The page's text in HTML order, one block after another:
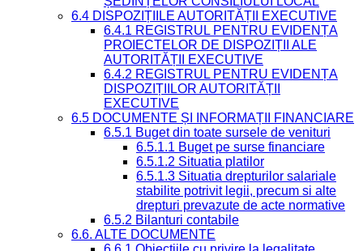
6.4 DISPOZIȚIILE AUTORITĂȚII EXECUTIVE
6.4.1 REGISTRUL PENTRU EVIDENȚA
PROIECTELOR DE DISPOZIȚII ALE
AUTORITĂȚII EXECUTIVE
6.4.2 REGISTRUL PENTRU EVIDENȚA
DISPOZIȚIILOR AUTORITĂȚII
EXECUTIVE
6.5 DOCUMENTE ȘI INFORMAȚII FINANCIARE
6.5.1 Buget din toate sursele de venituri
6.5.1.1 Buget pe surse financiare
6.5.1.2 Situatia platilor
6.5.1.3 Situatia drepturilor salariale
stabilite potrivit legii, precum si alte
drepturi prevazute de acte normative
6.5.2 Bilanturi contabile
6.6. ALTE DOCUMENTE